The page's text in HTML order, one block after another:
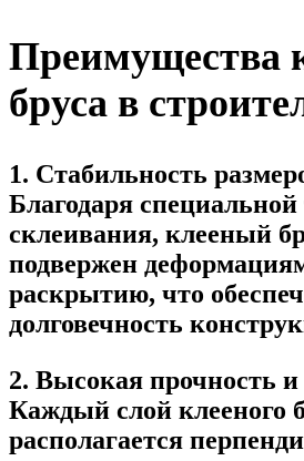
Преимущества
бруса в
1. Стабильность
Благодаря
склеивания, клееный
подвержен
раскрытию, что
долговечность
2. Высокая прочность и
Каждый слой клееного
располагается